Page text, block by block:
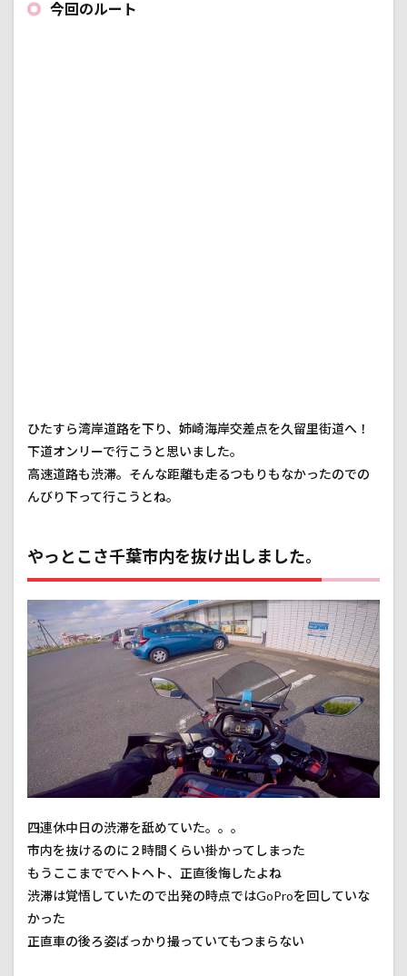
今回のルート
ひたすら湾岸道路を下り、姉崎海岸交差点を久留里街道へ！
下道オンリーで行こうと思いました。
高速道路も渋滞。そんな距離も走るつもりもなかったのでの
んびり下って行こうとね。
やっとこさ千葉市内を抜け出しました。
四連休中日の渋滞を舐めていた。。。
市内を抜けるのに２時間くらい掛かってしまった
もうここまででヘトヘト、正直後悔したよね
渋滞は覚悟していたので出発の時点ではGoProを回していな
かった
正直車の後ろ姿ばっかり撮っていてもつまらない